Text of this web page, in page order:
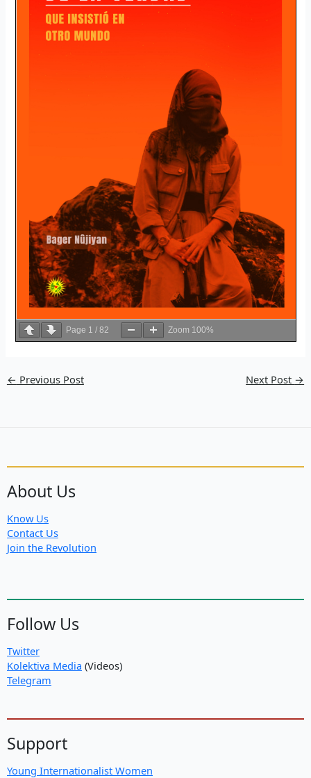
Page 1 /82 Zoom 100%
← Previous Post Next Post →
About Us
Know Us
Contact Us
Join the Revolution
Follow Us
Twitter
Kolektiva Media (Videos)
Telegram
Support
Young Internationalist Women